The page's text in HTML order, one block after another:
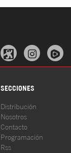
 
SECCIONES
Distribución
Nosotros
Contacto
Programación
Rss